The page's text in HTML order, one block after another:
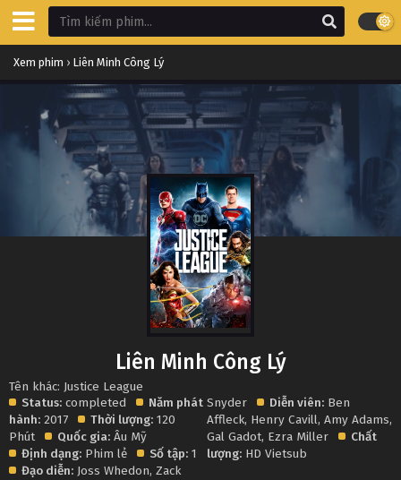
Xem phim › Liên Minh Công Lý
Liên Minh Công Lý
Tên khác: Justice League
Status: completed
Năm phát
hành: 2017 Thời lượng: 120
Phút
Quốc gia: Âu Mỹ
Định dạng: Phim lẻ Số tập: 1
Đạo diễn: Joss Whedon, Zack
Snyder Diễn viên: Ben
Affleck, Henry Cavill,Amy Adams,
Gal Gadot, Ezra Miller
Chất
lượng: HD Vietsub